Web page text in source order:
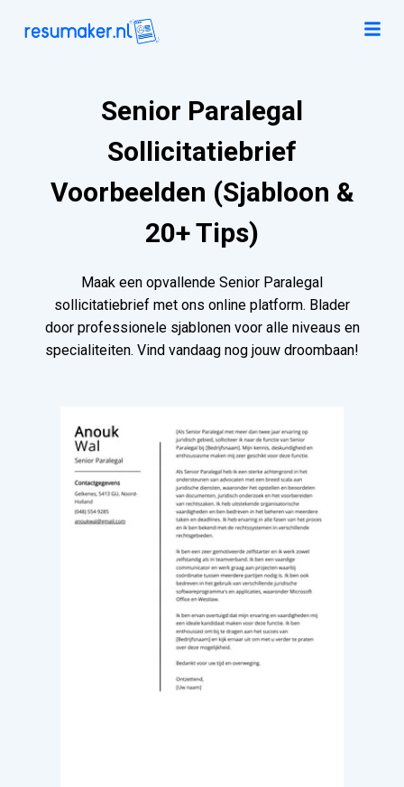
Senior Paralegal
Sollicitatiebrief
Voorbeelden (Sjabloon &
20+ Tips)
Maak een opvallende Senior Paralegal
sollicitatiebrief met ons online platform. Blader
door professionele sjablonen voor alle niveaus en
specialiteiten. Vind vandaag nog jouw droombaan!